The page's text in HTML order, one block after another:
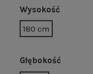
Wysokość
180 cm
Głębokość